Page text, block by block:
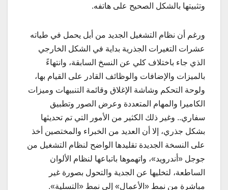
وتثبيتها بالشكل الصحيح على هاتفه.
ورغم أن نظام التشغيل الجديد من أبل يحمل في طياته
عشرات التغيرات الجذرية بداية في الشكل الخارجي
الذي جاء باختلاف كلي عن النسخ السابقة، وانتهاءً
بالميزات والإضافات والوظائف القادر على القيام بها،
ولوحة التحكم وشاشة الإغلاق وقائمة التنبيهات وميزات
الكاميرا والمهام المتعددة وعرض الصور وتطبيق
سفاري.. وغير ذلك الكثير من الأمور التي تم تحديثها
بشكل جذري، إلا أن العديد من الخبراء والمختصين أخذ
على النسخة الجديدة تقليدها الواضح لنظام التشغيل من
جوجل «أندرويد»، واتهموها باتباعها لنظام الألوان
الساطعة، لتخليها عن الجدية والتحول بصورة غير
مباشرة من نمط «الأعمال» إلى نمط «التسلية».